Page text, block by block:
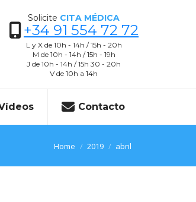
Solicite CITA MÉDICA
+34 91 554 72 72
L y X de 10h - 14h / 15h - 20h
M de 10h - 14h / 15h - 19h
J de 10h - 14h / 15h 30 - 20h
V de 10h a 14h
Contacto
You are here:
Home 2019 abril